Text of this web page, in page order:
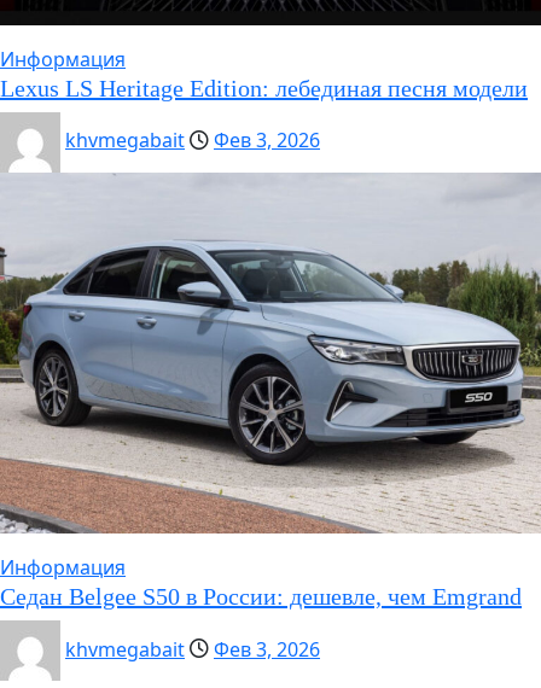
Информация
Lexus LS Heritage Edition: лебединая песня модели
khvmegabait
Фев 3, 2026
Информация
Седан Belgee S50 в России: дешевле, чем Emgrand
khvmegabait
Фев 3, 2026